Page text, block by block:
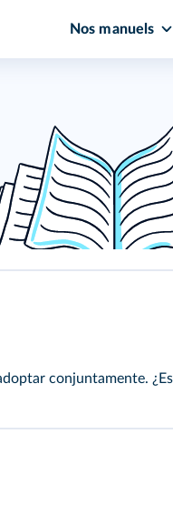
Nos manuels
conjuntamente.